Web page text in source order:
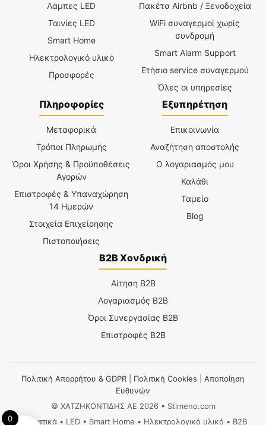
Λάμπες LED
Ταινίες LED
Smart Home
Ηλεκτρολογικό υλικό
Προσφορές
Πακέτα Airbnb / Ξενοδοχεία
WiFi συναγερμοί χωρίς
συνδρομή
Smart Alarm Support
Ετήσιο service συναγερμού
Όλες οι υπηρεσίες
Πληροφορίες
Μεταφορικά
Τρόποι Πληρωμής
Όροι Χρήσης & Προϋποθέσεις
Αγορών
Επιστροφές & Υπαναχώρηση
14 Ημερών
Στοιχεία Επιχείρησης
Πιστοποιήσεις
Εξυπηρέτηση
Επικοινωνία
Αναζήτηση αποστολής
Ο λογαριασμός μου
Καλάθι
Ταμείο
Blog
B2B Χονδρική
Αίτηση B2B
Λογαριασμός B2B
Όροι Συνεργασίας B2B
Επιστροφές B2B
Πολιτική Απορρήτου & GDPR Πολιτική Cookies
Αποποίηση
Ευθυνών
© ΧΑΤΖΗΚΟΝΤΙΔΗΣ ΑΕ 2026 • Stimeno.com
Φωτιστικά • LED • Smart Home • Ηλεκτρολογικό υλικό • B2B
0